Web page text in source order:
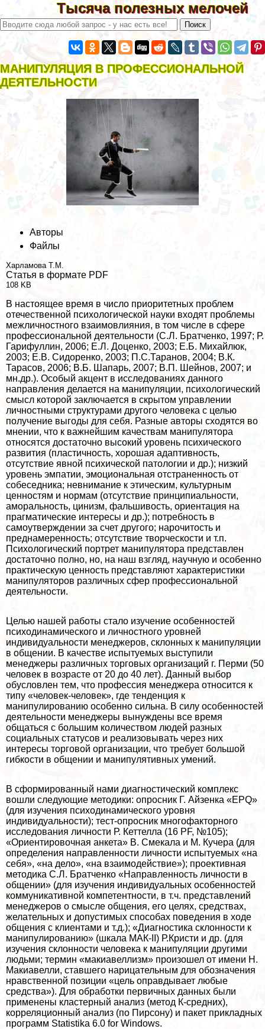
Тысяча полезных мелочей
МАНИПУЛЯЦИЯ В ПРОФЕССИОНАЛЬНОЙ
ДЕЯТЕЛЬНОСТИ
Авторы
Файлы
Харламова Т.М.
Статья в формате PDF
108 KB
В настоящее время в число приоритетных проблем
отечественной психологической науки входят проблемы
межличностного взаимовлияния, в том числе в сфере
профессиональной деятельности (С.Л. Братченко, 1997; Р.
Гарифуллин, 2006; Е.Л. Доценко, 2003; Е.Б. Михайлюк,
2003; Е.В. Сидоренко, 2003; П.С.Таранов, 2004; В.К.
Тарасов, 2006; В.Б. Шапарь, 2007; В.П. Шейнов, 2007; и
мн.др.). Особый акцент в исследованиях данного
направления делается на манипуляции, психологический
смысл которой заключается в скрытом управлении
личностными структурами другого человека с целью
получение выгоды для себя. Разные авторы сходятся во
мнении, что к важнейшим качествам манипулятора
относятся достаточно высокий уровень психического
развития (пластичность, хорошая адаптивность,
отсутствие явной психической патологии и др.); низкий
уровень эмпатии, эмоциональная отстраненность от
собеседника; невнимание к этическим, культурным
ценностям и нормам (отсутствие принципиальности,
амopaльность, цинизм, фальшивость, ориентация на
прагматические интересы и др.); потребность в
самоутверждении за счет другого; нарочитость и
преднамеренность; отсутствие творческости и т.п.
Психологический портрет манипулятора представлен
достаточно полно, но, на наш взгляд, научную и особенно
пpaктическую ценность представляют хаpaктеристики
манипуляторов различных сфер профессиональной
деятельности.
Целью нашей работы стало изучение особенностей
психодинамического и личностного уровней
индивидуальности менеджеров, склонных к манипуляции
в общении. В качестве испытуемых выступили
менеджеры различных торговых организаций г. Перми (50
человек в возрасте от 20 до 40 лет). Данный выбор
обусловлен тем, что профессия менеджера относится к
типу «человек-человек», где тенденция к
манипулированию особенно сильна. В силу особенностей
деятельности менеджеры вынуждены все время
общаться с большим количеством людей разных
социальных статусов и реализовывать через них
интересы торговой организации, что требует большой
гибкости в общении и манипулятивных умений.
В сформированный нами диагностический комплекс
вошли следующие методики: опросник Г. Айзенка «EPQ»
(для изучения психодинамического уровня
индивидуальности); тест-опросник многофакторного
исследования личности Р. Кеттелла (16 PF, №105);
«Ориентировочная анкета» В. Смекала и М. Кучера (для
определения направленности личности испытуемых «на
себя», «на дело», «на взаимодействие»); проективная
методика С.Л. Братченко «Направленность личности в
общении» (для изучения индивидуальных особенностей
коммуникативной компетентности, в т.ч. представлений
менеджеров о смысле общения, его целях, средствах,
желательных и допустимых способах поведения в ходе
общения с клиентами и т.д.); «Диагностика склонности к
манипулированию» (шкала МАК-II) Р.Кристи и др. (для
изучения склонности человека к манипуляции другими
людьми; термин «макиавеллизм» произошел от имени Н.
Макиавелли, ставшего нарицательным для обозначения
нравственной позиции «цель оправдывает любые
средства»). Для обработки первичных данных были
применены кластерный анализ (метод К-средних),
корреляционный анализ (по Пирсону) и пакет прикладных
программ Statistika 6.0 for Windows.